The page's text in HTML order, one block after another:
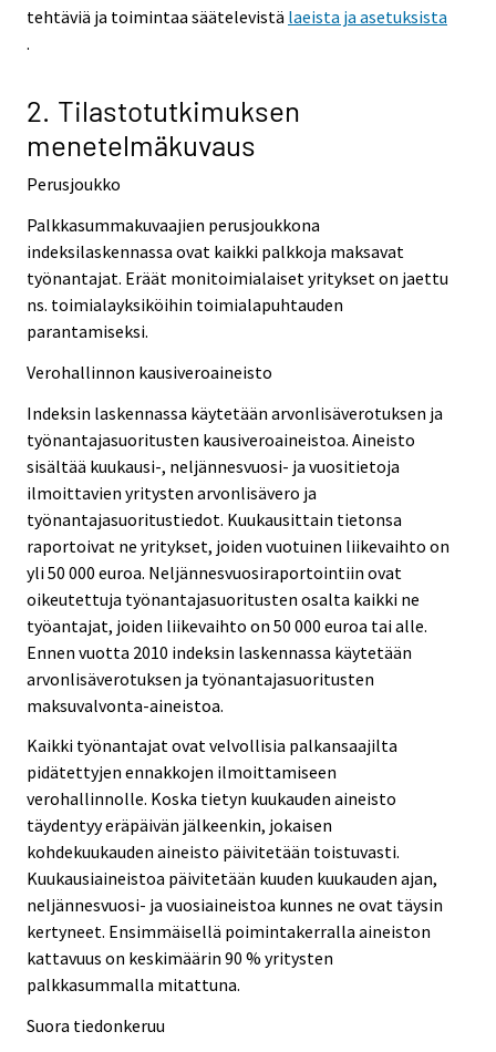
tehtäviä ja toimintaa säätelevistä laeista ja asetuksista
.
2. Tilastotutkimuksen
menetelmäkuvaus
Perusjoukko
Palkkasummakuvaajien perusjoukkona
indeksilaskennassa ovat kaikki palkkoja maksavat
työnantajat. Eräät monitoimialaiset yritykset on jaettu
ns. toimialayksiköihin toimialapuhtauden
parantamiseksi.
Verohallinnon kausiveroaineisto
Indeksin laskennassa käytetään arvonlisäverotuksen ja
työnantajasuoritusten kausiveroaineistoa. Aineisto
sisältää kuukausi-, neljännesvuosi- ja vuositietoja
ilmoittavien yritysten arvonlisävero ja
työnantajasuoritustiedot. Kuukausittain tietonsa
raportoivat ne yritykset, joiden vuotuinen liikevaihto on
yli 50 000 euroa. Neljännesvuosiraportointiin ovat
oikeutettuja työnantajasuoritusten osalta kaikki ne
työantajat, joiden liikevaihto on 50 000 euroa tai alle.
Ennen vuotta 2010 indeksin laskennassa käytetään
arvonlisäverotuksen ja työnantajasuoritusten
maksuvalvonta-aineistoa.
Kaikki työnantajat ovat velvollisia palkansaajilta
pidätettyjen ennakkojen ilmoittamiseen
verohallinnolle. Koska tietyn kuukauden aineisto
täydentyy eräpäivän jälkeenkin, jokaisen
kohdekuukauden aineisto päivitetään toistuvasti.
Kuukausiaineistoa päivitetään kuuden kuukauden ajan,
neljännesvuosi- ja vuosiaineistoa kunnes ne ovat täysin
kertyneet. Ensimmäisellä poimintakerralla aineiston
kattavuus on keskimäärin 90 % yritysten
palkkasummalla mitattuna.
Suora tiedonkeruu